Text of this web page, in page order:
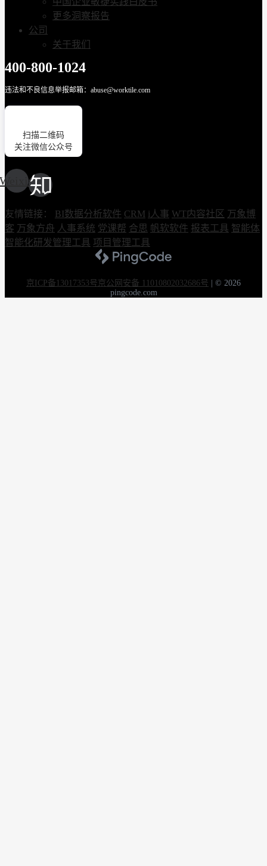
更多洞察报告
公司
关于我们
400-800-1024
违法和不良信息举报邮箱：abuse@worktile.com
扫描二维码
关注微信公众号
Weixin
友情链接： BI数据分析软件 CRM i人事 WT内容社区 万象博
客 万象方舟 人事系统 党课帮 合思 帆软软件 报表工具 智能体
智能化研发管理工具 项目管理工具
京ICP备13017353号京公网安备 11010802032686号
© 2026
pingcode.com